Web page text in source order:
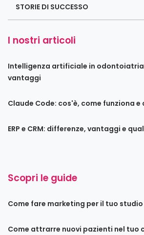
STORIE DI SUCCESSO
I nostri articoli
Intelligenza artificiale in
vantaggi
Claude Code: cos'è, come funziona
ERP e CRM: differenze, vantaggi e
Scopri le guide
Come fare marketing per il tuo
Come attrarre nuovi pazienti nel tuo